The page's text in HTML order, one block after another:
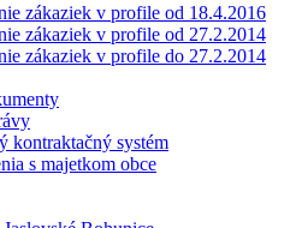
zákaziek v profile od 18.4.2016
zákaziek v profile od 27.2.2014
zákaziek v profile do 27.2.2014
kontraktačný systém
s majetkom obce